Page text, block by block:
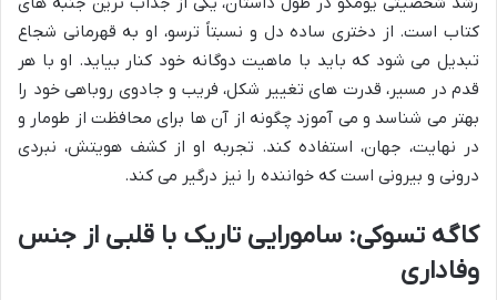
کتاب است. از دختری ساده دل و نسبتاً ترسو، او به قهرمانی شجاع
تبدیل می شود که باید با ماهیت دوگانه خود کنار بیاید. او با هر
قدم در مسیر، قدرت های تغییر شکل، فریب و جادوی روباهی خود را
بهتر می شناسد و می آموزد چگونه از آن ها برای محافظت از طومار و
در نهایت، جهان، استفاده کند. تجربه او از کشف هویتش، نبردی
درونی و بیرونی است که خواننده را نیز درگیر می کند.
کاگه تسوکی: سامورایی تاریک با قلبی از جنس
وفاداری